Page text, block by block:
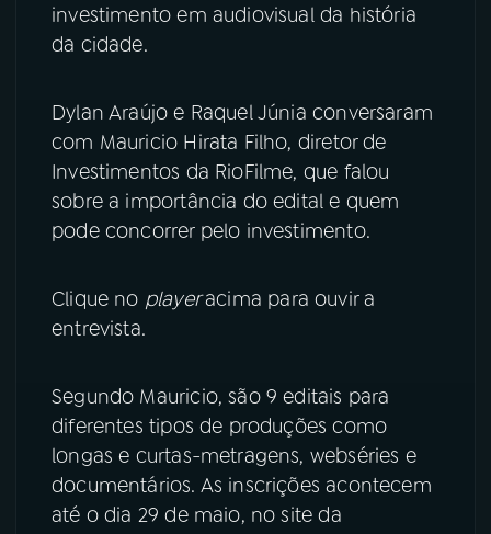
Instagram
investimento em audiovisual da história
da cidade.
Dylan Araújo e Raquel Júnia conversaram
com Mauricio Hirata Filho, diretor de
Investimentos da RioFilme, que falou
sobre a importância do edital e quem
pode concorrer pelo investimento.
Clique no playeracima para ouvir a
entrevista.
Segundo Mauricio, são 9 editais para
diferentes tipos de produções como
longas e curtas-metragens, webséries e
documentários. As inscrições acontecem
até o dia 29 de maio, no site da